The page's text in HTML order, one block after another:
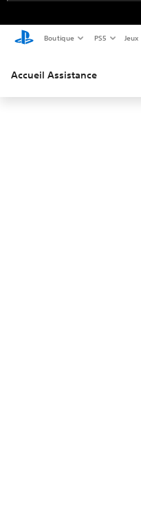
Boutique PS5 Jeux
Accueil Assistance